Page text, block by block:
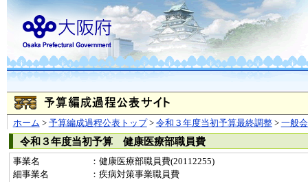
ホーム > 予算編成過程公表トップ> 令和３年度当初予算最終調整> 一般
令和３年度当初予算 健康医療部職員費
事業名
：健康医療部職員費(20112255)
細事業名
：疾病対策事業職員費